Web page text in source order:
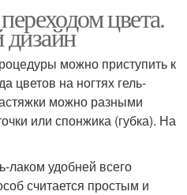
цвета.
можно приступить к
цветов на ногтях гель-
можно разными
или спонжика (губка). На
лаком удобней всего
считается простым и